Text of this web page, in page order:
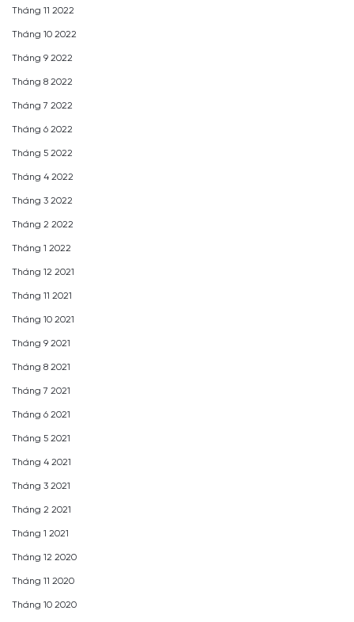
Tháng 11 2022
Tháng 10 2022
Tháng 9 2022
Tháng 8 2022
Tháng 7 2022
Tháng 6 2022
Tháng 5 2022
Tháng 4 2022
Tháng 3 2022
Tháng 2 2022
Tháng 1 2022
Tháng 12 2021
Tháng 11 2021
Tháng 10 2021
Tháng 9 2021
Tháng 8 2021
Tháng 7 2021
Tháng 6 2021
Tháng 5 2021
Tháng 4 2021
Tháng 3 2021
Tháng 2 2021
Tháng 1 2021
Tháng 12 2020
Tháng 11 2020
Tháng 10 2020